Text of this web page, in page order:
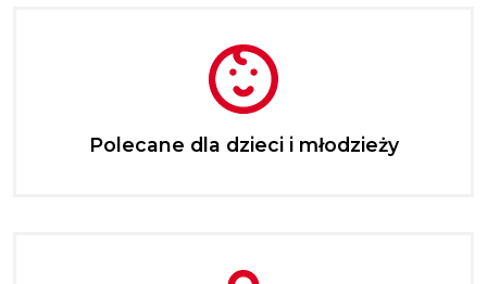
Polecane dla dzieci i młodzieży